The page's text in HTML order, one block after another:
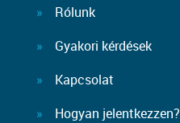
Rólunk
Gyakori kérdések
Kapcsolat
Hogyan jelentkezzen?